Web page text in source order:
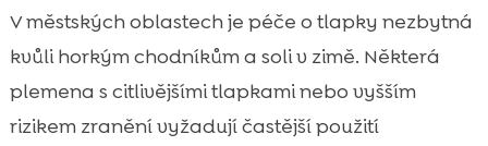
V městských oblastech je péče o tlapky nezbytná
kvůli horkým chodníkům a soli v zimě. Některá
plemena s citlivějšími tlapkami nebo vyšším
rizikem zranění vyžadují častější použití